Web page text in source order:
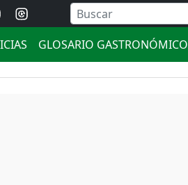
GLOSARIO GASTRONÓMICO